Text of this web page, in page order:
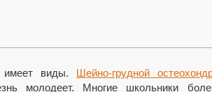
имеет виды. Шейно-грудной
молодеет. Многие школьники